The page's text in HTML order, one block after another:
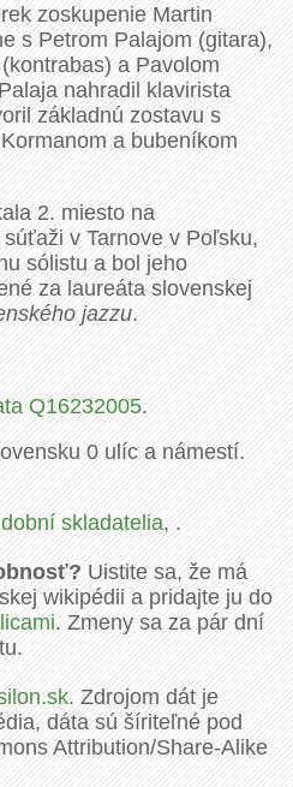
zoskupenie Martin
s Petrom Palajom (gitara),
a Pavolom
nahradil klavirista
základnú zostavu s
a bubeníkom
2. miesto na
v Tarnove v Poľsku,
sólistu a bol jeho
za laureáta slovenskej
jazzu.
Q16232005.
0 ulíc a námestí.
skladatelia, .
Uistite sa, že má
wikipédii a pridajte ju do
. Zmeny sa za pár dní
Zdrojom dát je
dáta sú šíriteľné pod
Attribution/Share-Alike